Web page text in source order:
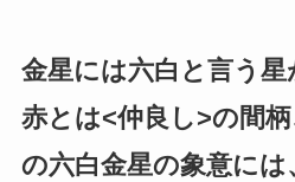
金星には六白と言う
赤とは<仲良し>の間
の六白金星の象意に